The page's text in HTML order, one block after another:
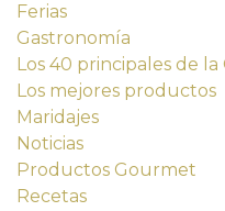
Ferias
Gastronomía
Los 40 principales de
Los mejores productos
Maridajes
Noticias
Productos Gourmet
Recetas